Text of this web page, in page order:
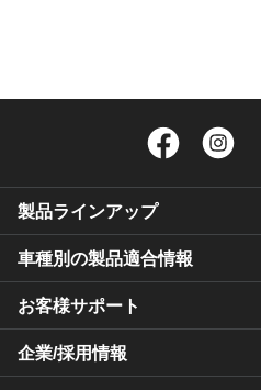
Facebook
製品ラインアップ
車種別の製品適合情報
お客様サポート
企業/採用情報